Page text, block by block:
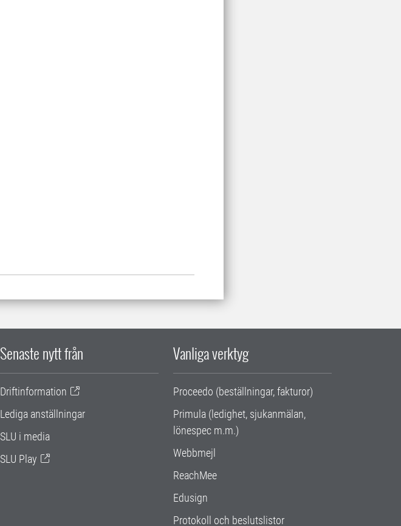
Senaste nytt från
Driftinformation
Lediga anställningar
SLU i media
SLU Play
Vanliga verktyg
Proceedo (beställningar, fakturor)
Primula (ledighet, sjukanmälan,
lönespec m.m.)
Webbmejl
ReachMee
Edusign
Protokoll och beslutslistor